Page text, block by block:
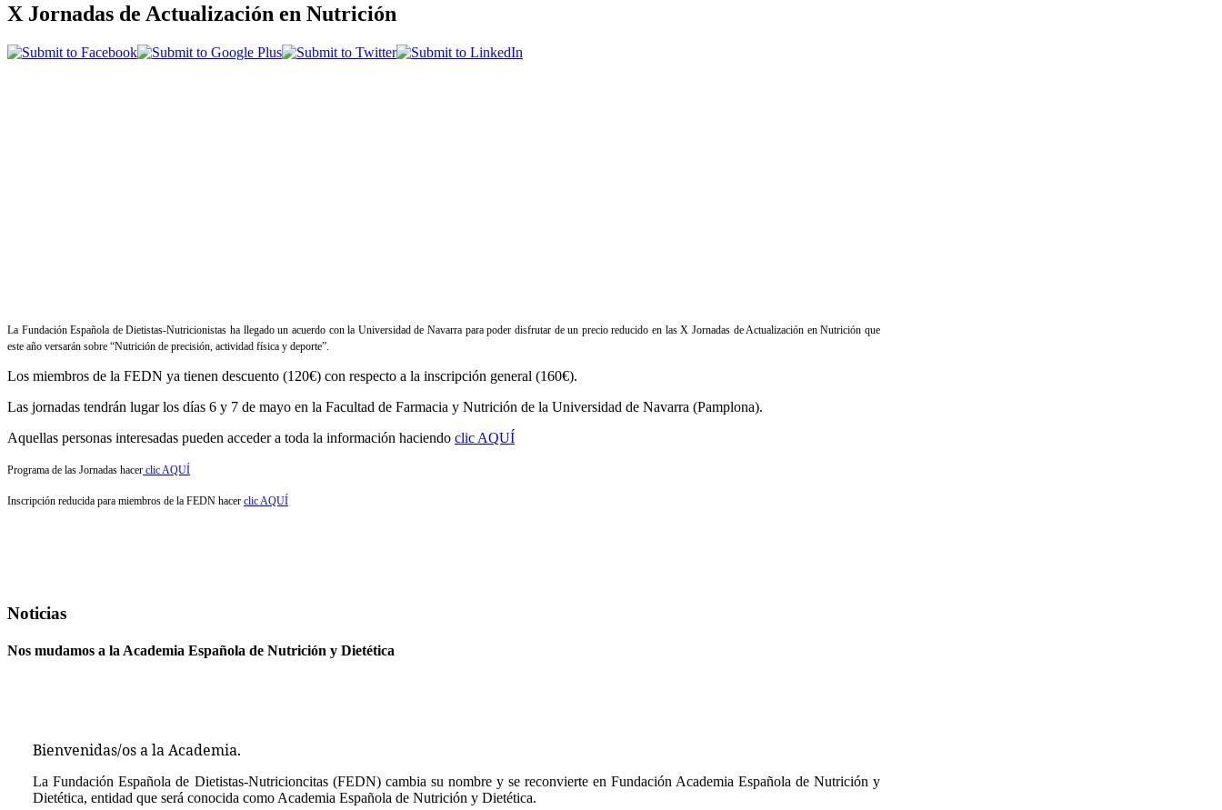
X Jornadas de Actualización en Nutrición
La Fundación Española de Dietistas-Nutricionistas ha llegado un acuerdo con la Universidad de Navarra para poder disfrutar de un precio reducido en las X Jornadas de Actualización en Nutrición que
este año versarán sobre “Nutrición de precisión, actividad física y deporte”.
Los miembros de la FEDN ya tienen descuento (120€) con respecto a la inscripción general (160€).
Las jornadas tendrán lugar los días 6 y 7 de mayo en la Facultad de Farmacia y Nutrición de la Universidad de Navarra (Pamplona).
Aquellas personas interesadas pueden acceder a toda la información haciendo clic AQUÍ
Programa de las Jornadas hacer clic AQUÍ
Inscripción reducida para miembros de la FEDN hacer clic AQUÍ
Noticias
Nos mudamos a la Academia Española de Nutrición y Dietética
Bienvenidas/os a la Academia.
La Fundación Española de Dietistas-Nutricioncitas (FEDN) cambia su nombre y se reconvierte en Fundación Academia Española de Nutrición y
Dietética, entidad que será conocida como Academia Española de Nutrición y Dietética.